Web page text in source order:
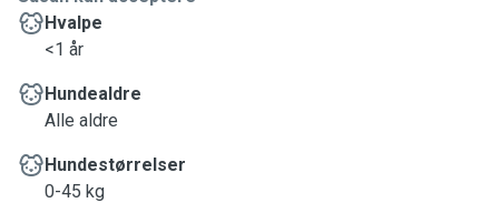
Hvalpe
<1 år
Hundealdre
Alle aldre
Hundestørrelser
0-45 kg